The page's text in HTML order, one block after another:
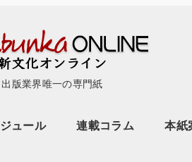
出版業界唯一の専門紙
ュール 連載コラム 本紙